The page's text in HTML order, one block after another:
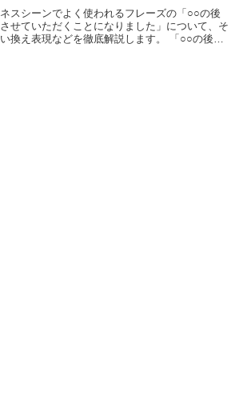
スシーンでよく使われるフレーズの「○○の後
せていただくことになりました」について、そ
換え表現などを徹底解説します。 「○○の後任